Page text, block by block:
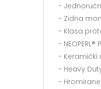
-
- Zidna
- Klasa
- NEOPERL®
- Keramički
- Heavy
-